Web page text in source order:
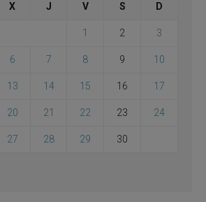
X J V S D
1 2 3
6 7 8 9 10
13 14 15 16 17
20 21 22 23 24
27 28 29 30